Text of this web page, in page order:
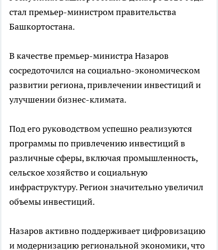
стал премьер-министром правительства
Башкортостана.
В качестве премьер-министра Назаров
сосредоточился на социально-экономическом
развитии региона, привлечении инвестиций и
улучшении бизнес-климата.
Под его руководством успешно реализуются
программы по привлечению инвестиций в
различные сферы, включая промышленность,
сельское хозяйство и социальную
инфраструктуру. Регион значительно увеличил
объемы инвестиций.
Назаров активно поддерживает цифровизацию
и модернизацию региональной экономики, что